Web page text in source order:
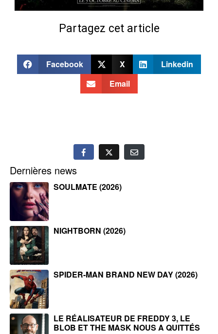
Partagez cet article
Facebook X
Linkedin
Email
Dernières news
SOULMATE (2026)
NIGHTBORN (2026)
SPIDER-MAN BRAND NEW DAY (2026)
LE RÉALISATEUR DE FREDDY 3, LE
BLOB ET THE MASK NOUS A QUITTÉS